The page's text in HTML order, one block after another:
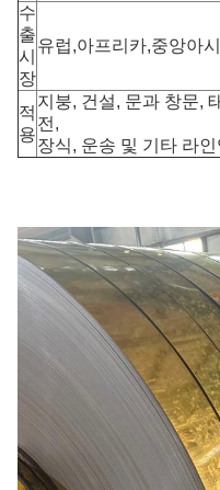
수
출
시
장
유럽,아프리카,중앙아
적
용
지붕, 건설, 문과 창문,
전,
장식, 운송 및 기타 라인